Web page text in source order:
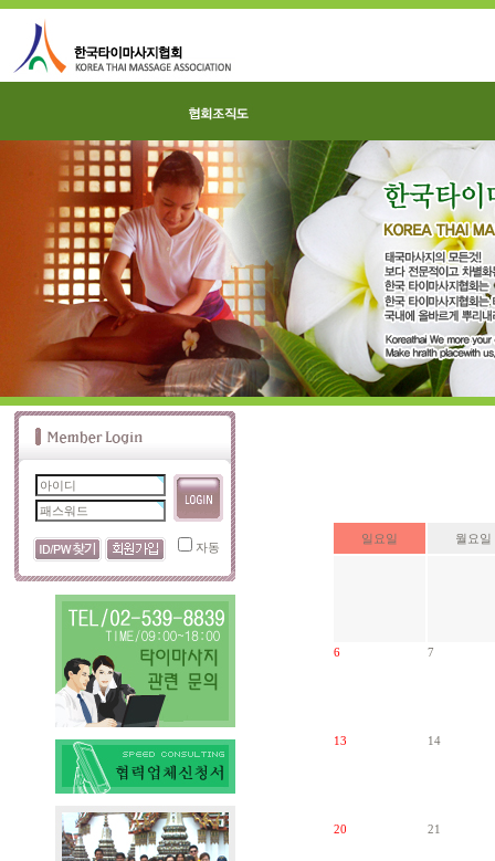
자동
일요일 월요일
6 7
13 14
20 21